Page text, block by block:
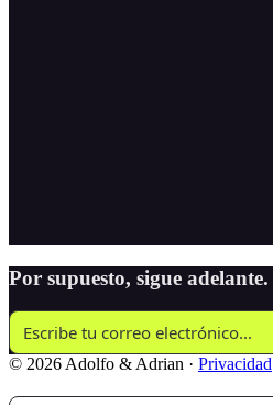
Por supuesto, sigue adelante.
© 2026 Adolfo & Adrian · Privacidad